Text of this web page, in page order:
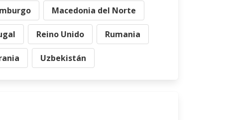
Macedonia del Norte
Reino Unido Rumania
Uzbekistán